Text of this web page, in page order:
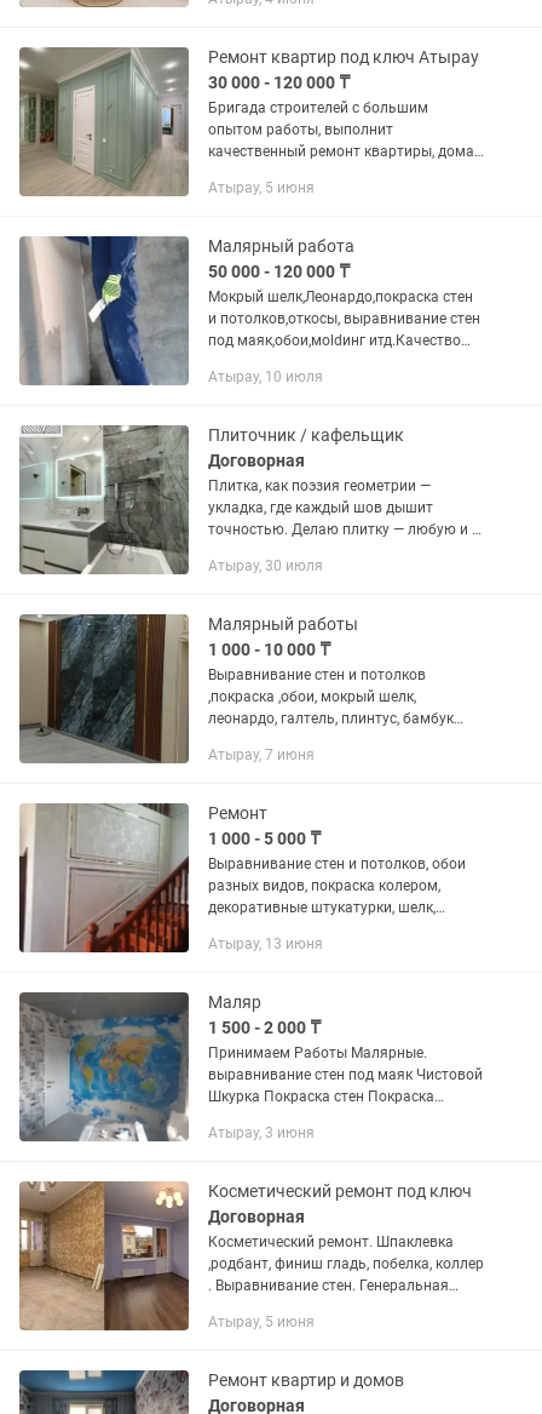
покраска,обои,выравнивание стен и
дверей,гипсокартон, и тд,можно под...
Ремонт квартир под ключ Атырау
30 000 - 120 000 ₸
Бригада строителей с большим
опытом работы, выполнит
качественный ремонт квартиры, дома,
Даем гарантию на выполненные
конца...
Атырау, 5 июня
Малярный работа
50 000 - 120 000 ₸
Мокрый шелк,Леонардо,покраска стен
и потолков,откосы, выравнивание стен
под маяк,обои,мoldинг итд.Качество
Атырау, 10 июля
Плиточник / кафельщик
Договорная
Плитка, как поэзия геометрии —
укладка, где каждый шов дышит
точностью. Делаю плитку — любую и в
ванные, кухни, террасы, лестницы.
Атырау, 30 июля
Малярный работы
1 000 - 10 000 ₸
Выравнивание стен и потолков
,покраска ,обои, мокрый шелк,
леонардо, галтель, плинтус, бамбук
мрамор.
Атырау, 7 июня
Ремонт
1 000 - 5 000 ₸
Выравнивание стен и потолков, обои
разных видов, покраска колером,
декоративные штукатурки, шелк,
Атырау, 13 июня
Маляр
1 500 - 2 000 ₸
Принимаем Работы Малярные.
выравнивание стен под маяк Чистовой
Шкурка Покраска стен Покраска
Укладка Ламината Цены договорные
Атырау, 3 июня
Косметический ремонт под ключ
Договорная
Косметический ремонт. Шпаклевка
,родбант, финиш гладь, побелка, коллер
. Выравнивание стен. Генеральная
качественно
Атырау, 5 июня
Ремонт квартир и домов
Договорная